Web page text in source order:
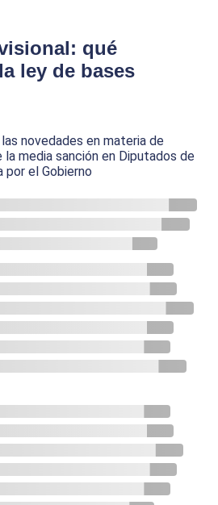
qué
ley de bases
novedades en materia de
la media sanción en Diputados de
por el Gobierno